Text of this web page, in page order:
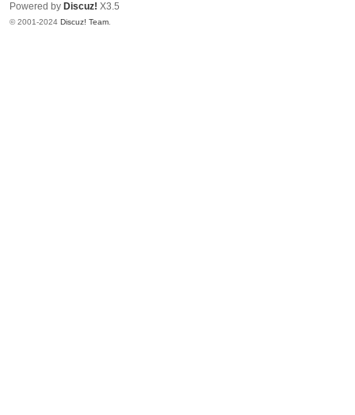
Powered by Discuz! X3.5
© 2001-2024 Discuz! Team